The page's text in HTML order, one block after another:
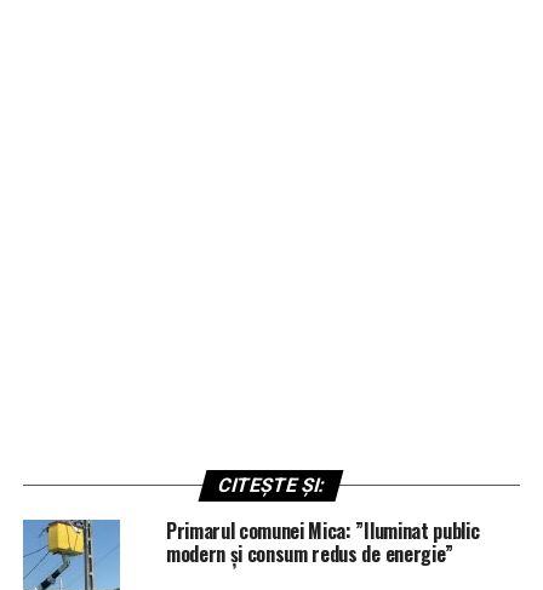
CITEȘTE ȘI:
Primarul comunei Mica: ”Iluminat public
modern și consum redus de energie”